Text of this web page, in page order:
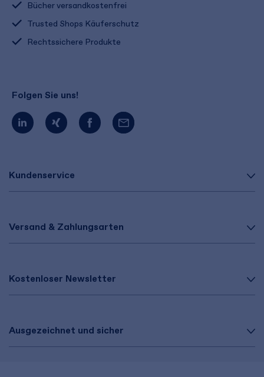
Kundenservice
Versand & Zahlungsarten
Kostenloser Newsletter
Ausgezeichnet und sicher
Bücher versandkostenfrei
Trusted Shops Käuferschutz
Rechtssichere Produkte
Folgen Sie uns!